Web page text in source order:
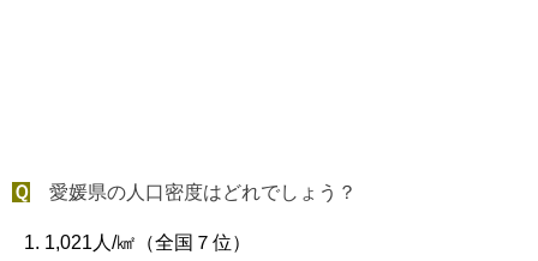
Ｑ 愛媛県の人口密度はどれでしょう？
1,021人/㎢（全国７位）